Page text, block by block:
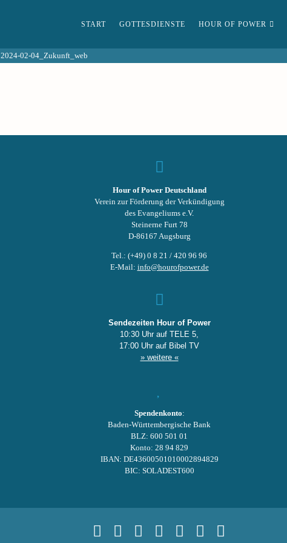
START GOTTESDIENSTE HOUR OF POWER
2024-02-04_Zukunft_web
Hour of Power Deutschland
Verein zur Förderung der Verkündigung
des Evangeliums e.V.
Steinerne Furt 78
D-86167 Augsburg
Tel.: (+49) 0 8 21 / 420 96 96
E-Mail: info@hourofpower.de
Sendezeiten Hour of Power
10:30 Uhr auf TELE 5,
17:00 Uhr auf Bibel TV
» weitere «
Spendenkonto:
Baden-Württembergische Bank
BLZ: 600 501 01
Konto: 28 94 829
IBAN: DE43600501010002894829
BIC: SOLADEST600